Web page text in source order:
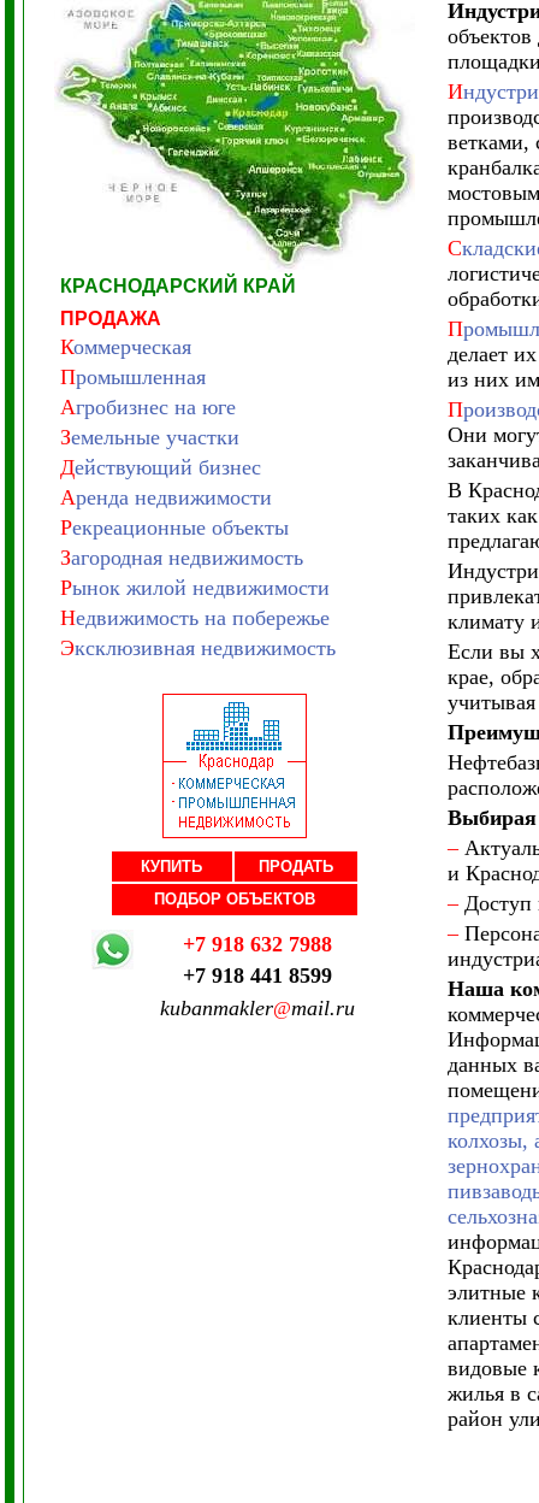
КРАСНОДАРСКИЙ КРАЙ
ПРОДАЖА
Коммерческая
Промышленная
Агробизнес на юге
Земельные участки
Действующий бизнес
Аренда недвижимости
Рекреационные объекты
Загородная недвижимость
Рынок жилой недвижимости
Недвижимость на побережье
Эксклюзивная недвижимость
КУПИТЬ
ПРОДАТЬ
ПОДБОР ОБЪЕКТОВ
+7 918 632 7988
+7 918 441 8599
kubanmakler@mail.ru
И
ветками,
С
П
делает
из них
П
Они
В
таких
климату
Если вы
крае,
Выбирая
–
и
–Доступ
–
Наша
данных
элитные
клиенты
видовые
жилья в
район